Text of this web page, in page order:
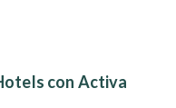
con Activa